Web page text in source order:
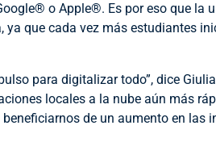
o Apple®. Es por eso que la
que cada vez más estudiantes
para digitalizar todo”, dice
locales a la nube aún más
de un aumento en las